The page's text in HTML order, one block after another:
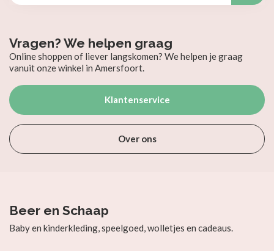
Vragen? We helpen graag
Online shoppen of liever langskomen? We helpen je graag
vanuit onze winkel in Amersfoort.
Klantenservice
Over ons
Beer en Schaap
Baby en kinderkleding, speelgoed, wolletjes en cadeaus.